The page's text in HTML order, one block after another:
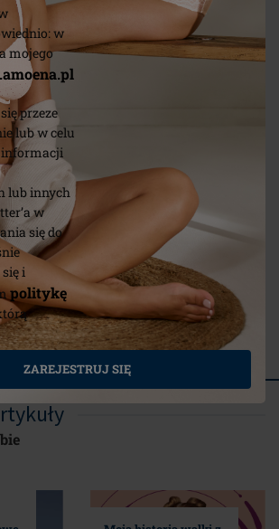
w
mojego
przeze
lub w celu
lub innych
w
się do
i
politykę
ZAREJESTRUJ SIĘ
brodawki
(4)
Contact